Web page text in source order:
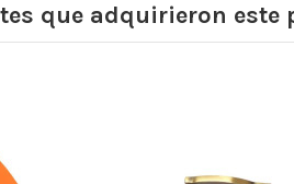
que adquirieron